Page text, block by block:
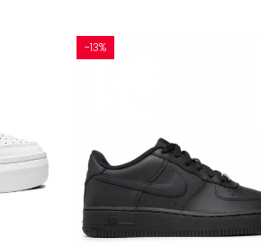
-13%